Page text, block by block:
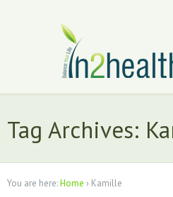
Tag Archives:
You are here:Home › Kamille